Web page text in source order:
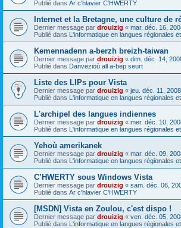
Publié dans Ar c'hlavier C'HWERTY
Internet et la Bretagne, une culture de
Dernier message par drouizig « mar. déc. 16,
Publié dans L'informatique en langues régionales
Kemennadenn a-berzh breizh-taiwan
Dernier message par drouizig « dim. déc. 14,
Publié dans Danvezioù all a-bep seurt
Liste des LIPs pour Vista
Dernier message par drouizig « jeu. déc. 11,
Publié dans L'informatique en langues régionales
L'archipel des langues indiennes
Dernier message par drouizig « mer. déc. 10,
Publié dans L'informatique en langues régionales
Yehoù amerikanek
Dernier message par drouizig « mar. déc. 09,
Publié dans L'informatique en langues régionales
C’HWERTY sous Windows Vista
Dernier message par drouizig « sam. déc. 06,
Publié dans Ar c'hlavier C'HWERTY
[MSDN] Vista en Zoulou, c'est dispo !
Dernier message par drouizig « ven. déc. 05,
Publié dans L'informatique en langues régionales